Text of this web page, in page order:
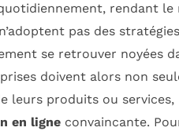
rendant le
pas des stratégies
se retrouver noyées
doivent alors non
leurs produits ou services,
en ligne convaincante.